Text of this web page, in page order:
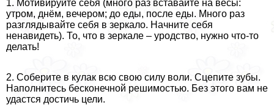
1. Мотивируйте себя (много раз вставайте на весы:
утром, днём, вечером; до еды, после еды. Много раз
разглядывайте себя в зеркало. Начните себя
ненавидеть). То, что в зеркале – уpoдство, нужно что-то
делать!
2. Соберите в кулак всю свою силу воли. Сцепите зубы.
Наполнитесь бесконечной решимостью. Без этого вам не
удастся достичь цели.